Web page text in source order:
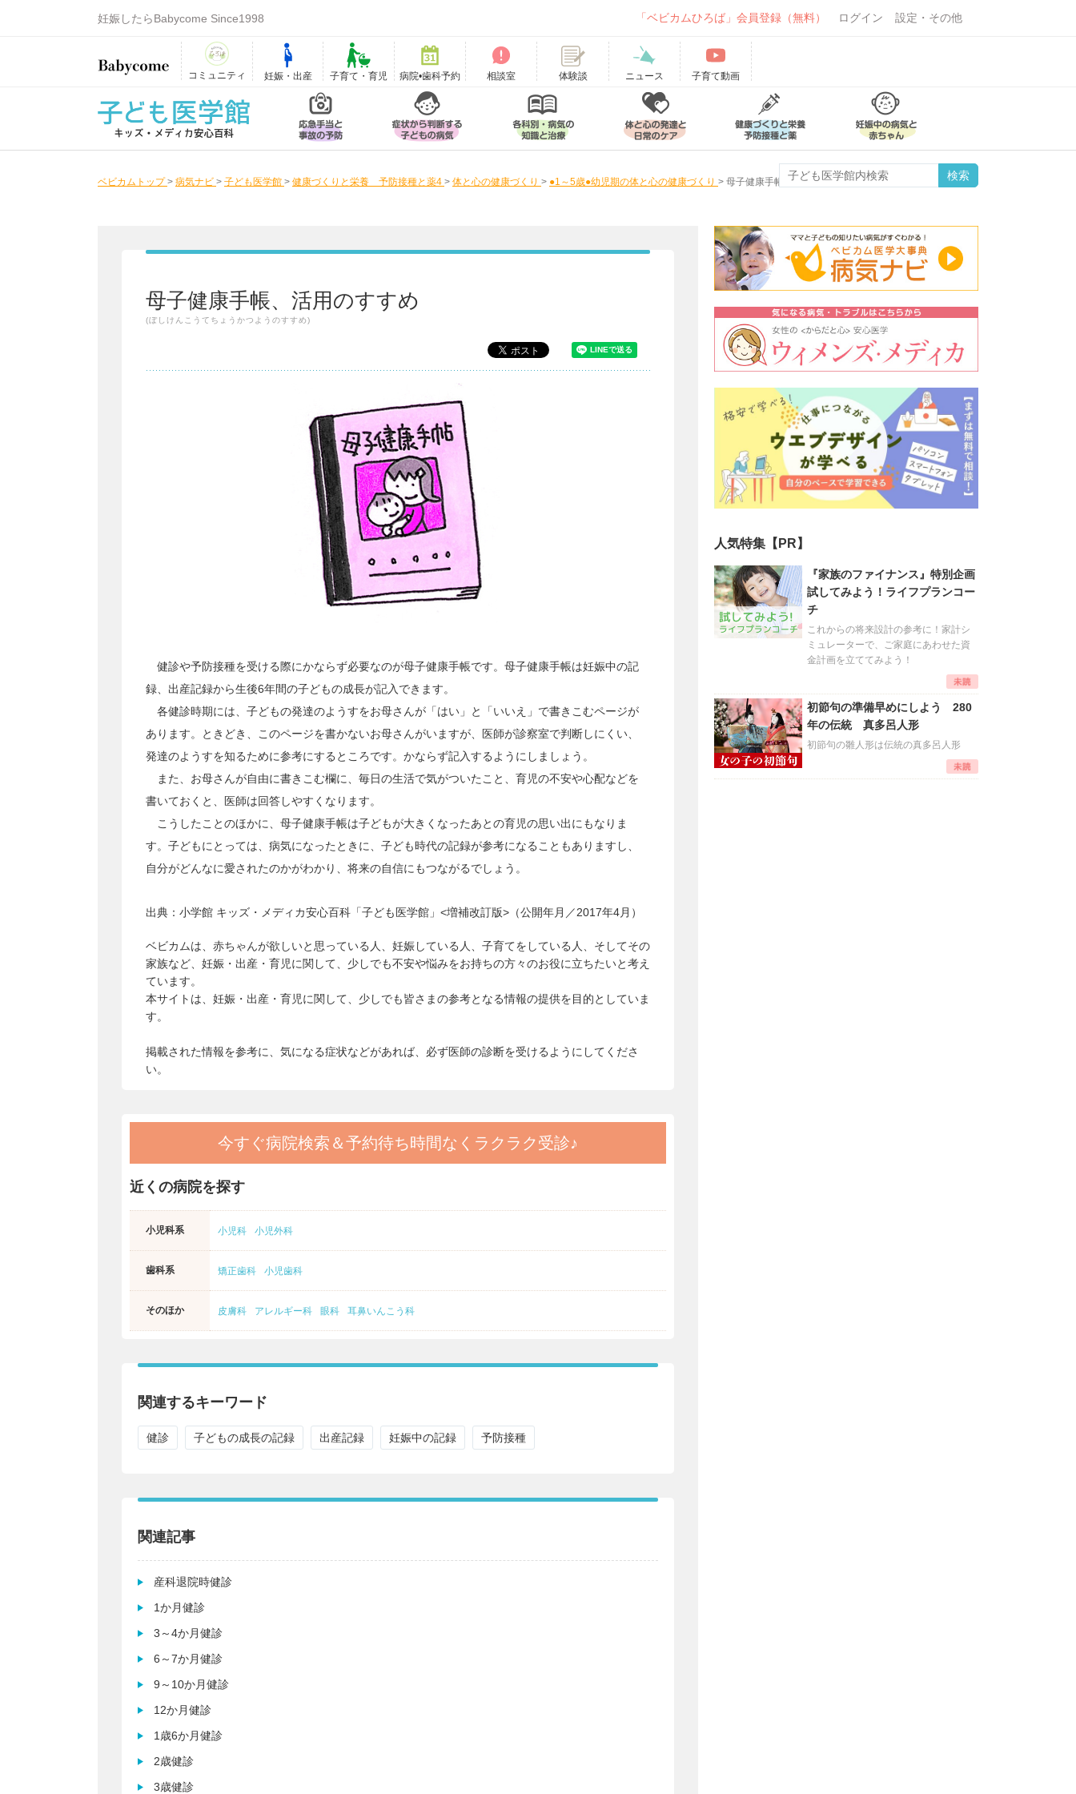
妊娠したらBabycome Since1998 「ベビカムひろば」会員登録（無料） ログイン 設定・その他
コミュニティ 妊娠・出産 子育て・育児 病院•歯科予約 相談室 体験談 ニュース 子育て動画
ベビカムトップ > 病気ナビ > 子ども医学館 > 健康づくりと栄養 予防接種と薬4 > 体と心の健康づくり > ●1～5歳●幼児期の体と心の健康づくり > 母子健康手帳、活用のすすめ
母子健康手帳、活用のすすめ
(ぼしけんこうてちょうかつようのすすめ)
健診や予防接種を受ける際にかならず必要なのが母子健康手帳です。母子健康手帳は妊娠中の記
録、出産記録から生後6年間の子どもの成長が記入できます。
各健診時期には、子どもの発達のようすをお母さんが「はい」と「いいえ」で書きこむページが
あります。ときどき、このページを書かないお母さんがいますが、医師が診察室で判断しにくい、
発達のようすを知るために参考にするところです。かならず記入するようにしましょう。
また、お母さんが自由に書きこむ欄に、毎日の生活で気がついたこと、育児の不安や心配などを
書いておくと、医師は回答しやすくなります。
こうしたことのほかに、母子健康手帳は子どもが大きくなったあとの育児の思い出にもなりま
す。子どもにとっては、病気になったときに、子ども時代の記録が参考になることもありますし、
自分がどんなに愛されたのかがわかり、将来の自信にもつながるでしょう。
出典： 小学館 キッズ・メディカ安心百科「子ども医学館」<増補改訂版>（公開年月／2017年4月）
ベビカムは、赤ちゃんが欲しいと思っている人、妊娠している人、子育てをしている人、そしてその
家族など、妊娠・出産・育児に関して、少しでも不安や悩みをお持ちの方々のお役に立ちたいと考え
ています。
本サイトは、妊娠・出産・育児に関して、少しでも皆さまの参考となる情報の提供を目的としていま
す。
掲載された情報を参考に、気になる症状などがあれば、必ず医師の診断を受けるようにしてくださ
い。
今すぐ病院検索＆予約待ち時間なくラクラク受診♪
近くの病院を探す
小児科系 小児科 小児外科
歯科系 矯正歯科 小児歯科
そのほか 皮膚科 アレルギー科 眼科 耳鼻いんこう科
関連するキーワード
健診 子どもの成長の記録 出産記録 妊娠中の記録 予防接種
関連記事
産科退院時健診
1か月健診
3～4か月健診
6～7か月健診
9～10か月健診
12か月健診
1歳6か月健診
2歳健診
3歳健診
人気特集【PR】
『家族のファイナンス』特別企画
試してみよう！ライフプランコー
チ
これからの将来設計の参考に！家計シ
ミュレーターで、ご家庭にあわせた資
金計画を立ててみよう！
初節句の準備早めにしよう 280
年の伝統 真多呂人形
初節句の雛人形は伝統の真多呂人形